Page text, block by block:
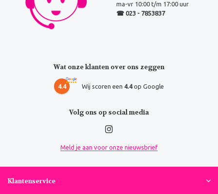
ma-vr 10:00 t/m 17:00 uur
☎ 023 - 7853837
Wat onze klanten over ons zeggen
4.4 Wij scoren een 4.4op Google
Volg ons op social media
Meld je aan voor onze nieuwsbrief
Klantenservice